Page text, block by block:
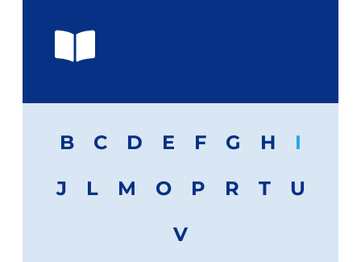
B C D E F G H
I
J
L M O P R T
U
V